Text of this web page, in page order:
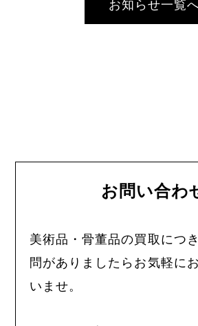
お知らせ一覧
お問い合わ
美術品・骨董品の買取につ
問がありましたらお気軽に
いませ。